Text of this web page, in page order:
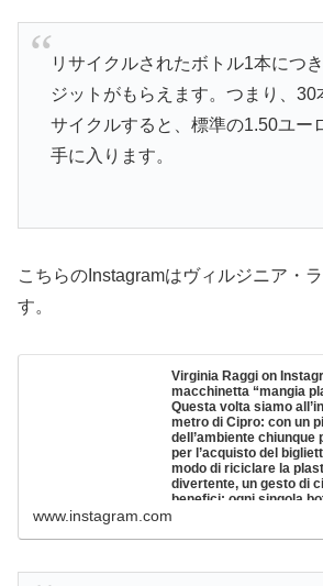
リサイクルされたボトル1本につ
ジットがもらえます。つまり、30
サイクルすると、標準の1.50ユー
手に入ります。
こちらのInstagramはヴィルジニア・
す。
Virginia Raggi on
macchinetta “mangia
Questa volta siamo
metro di Cipro: con un
dell’ambiente chiunque
per l’acquisto del
modo di riciclare la
divertente, un gesto di
benefici: ogni singola
di San Giovanni metro
www.instagram.com